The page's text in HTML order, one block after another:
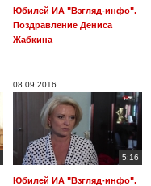
Юбилей ИА "Взгляд-инфо".
Поздравление Дениса
Жабкина
08.09.2016
5:16
Юбилей ИА "Взгляд-инфо".